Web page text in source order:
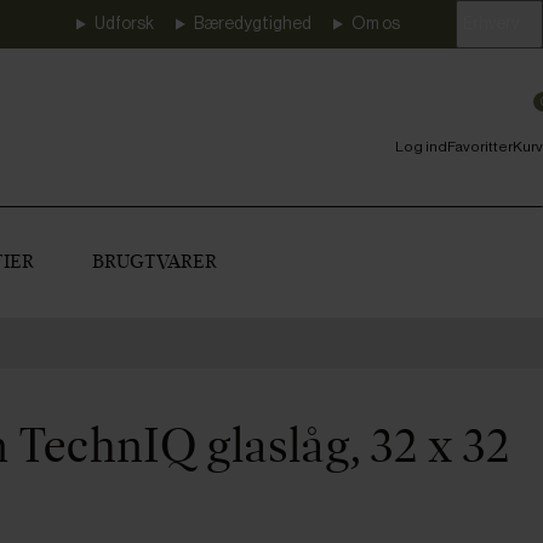
Udforsk Bæredygtighed Om os
Log indFavoritterKurv
BRUGTVARER
TechnIQ glaslåg, 32 x 32